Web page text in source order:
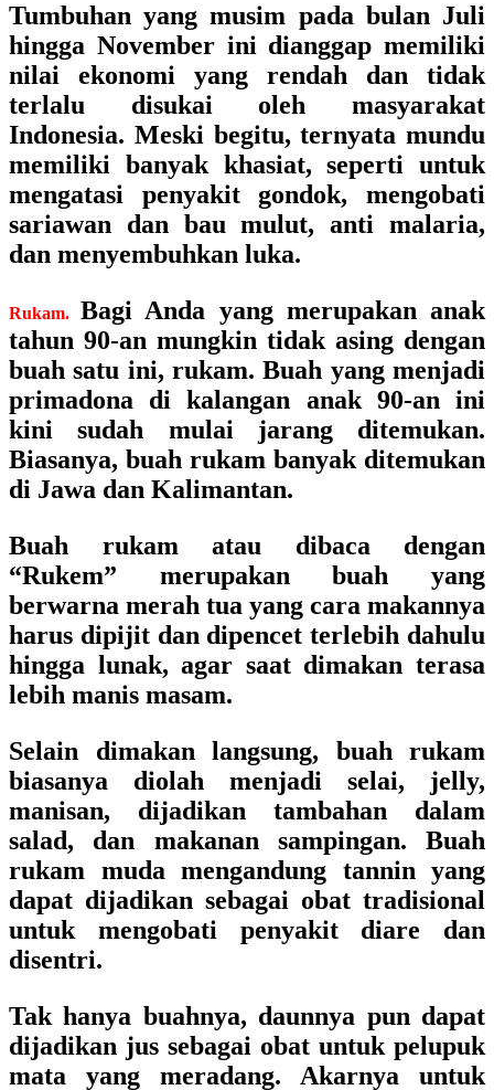
Tumbuhan yang musim pada bulan Juli
hingga November ini dianggap memiliki
nilai ekonomi yang rendah dan tidak
terlalu disukai oleh masyarakat
Indonesia. Meski begitu, ternyata mundu
memiliki banyak khasiat, seperti untuk
mengatasi penyakit gondok, mengobati
sariawan dan bau mulut, anti malaria,
dan menyembuhkan luka.
Rukam.
Bagi Anda yang merupakan anak
tahun 90-an mungkin tidak asing dengan
buah satu ini, rukam. Buah yang menjadi
primadona di kalangan anak 90-an ini
kini sudah mulai jarang ditemukan.
Biasanya, buah rukam banyak ditemukan
di Jawa dan Kalimantan.
Buah rukam atau dibaca dengan
“Rukem” merupakan buah yang
berwarna merah tua yang cara makannya
harus dipijit dan dipencet terlebih dahulu
hingga lunak, agar saat dimakan terasa
lebih manis masam.
Selain dimakan langsung, buah rukam
biasanya diolah menjadi selai, jelly,
manisan, dijadikan tambahan dalam
salad, dan makanan sampingan. Buah
rukam muda mengandung tannin yang
dapat dijadikan sebagai obat tradisional
untuk mengobati penyakit diare dan
disentri.
Tak hanya buahnya, daunnya pun dapat
dijadikan jus sebagai obat untuk pelupuk
mata yang meradang. Akarnya untuk